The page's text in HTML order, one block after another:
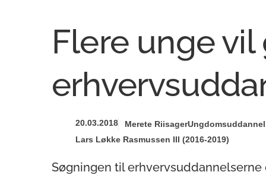
Flere unge vil
20.03.2018 Merete Riisager
Lars Løkke Rasmussen III (2016-2019)
Søgningen til